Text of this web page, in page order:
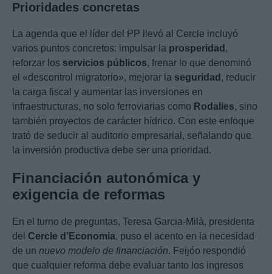
Prioridades concretas
La agenda que el líder del PP llevó al Cercle incluyó
varios puntos concretos: impulsar la prosperidad ,
reforzar los servicios públicos, frenar lo que denominó
el «descontrol migratorio», mejorar la seguridad , reducir
la carga fiscal y aumentar las inversiones en
infraestructuras, no solo ferroviarias como Rodalies, sino
también proyectos de carácter hídrico. Con este enfoque
trató de seducir al auditorio empresarial, señalando que
la inversión productiva debe ser una prioridad.
Financiación autonómica y
exigencia de reformas
En el turno de preguntas, Teresa Garcia-Milà, presidenta
del Cercle d’Economia, puso el acento en la necesidad
de un nuevo modelo de financiación. Feijóo respondió
que cualquier reforma debe evaluar tanto los ingresos